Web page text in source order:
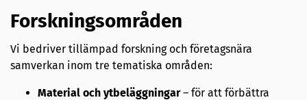
Forskningsområden
Vi bedriver tillämpad forskning och företagsnära
samverkan inom tre tematiska områden:
Material och ytbeläggningar– för att förbättra